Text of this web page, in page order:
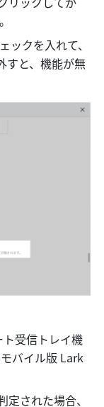
ックを入れて、
すと、機能が無
受信トレイ機
バイル版 Lark
された場合、